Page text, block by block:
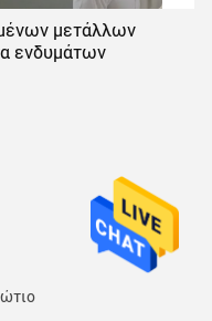
μετάλλων
ενδυμάτων